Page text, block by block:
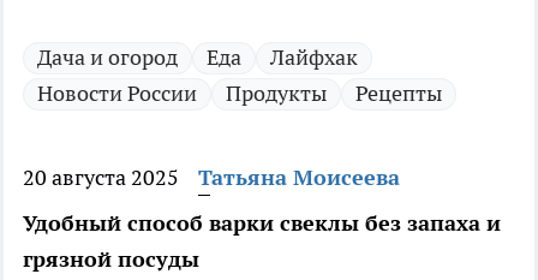
Дача и огород Еда
Лайфхак
Новости России
Продукты Рецепты
20 августа 2025
Татьяна Моисеева
Удобный способ варки свеклы без запаха и
грязной посуды